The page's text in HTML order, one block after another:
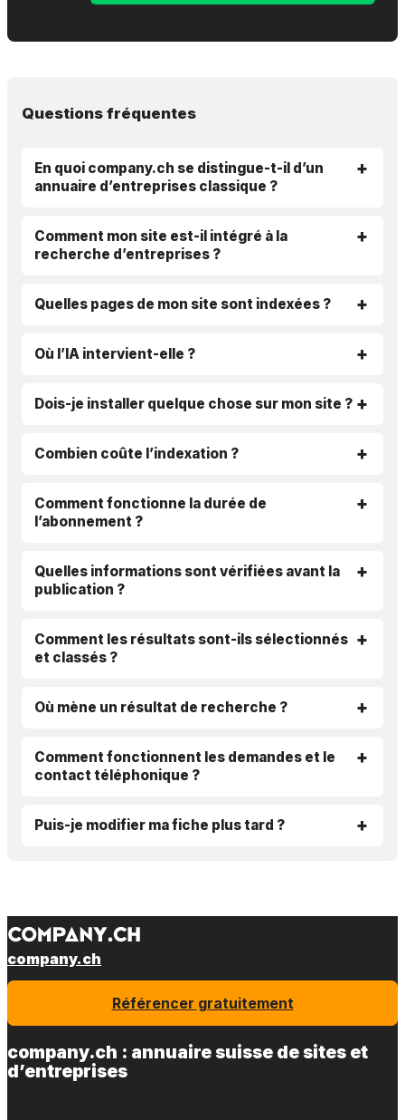
Questions fréquentes
En quoi company.ch se distingue-t-il d’un
annuaire d’entreprises classique ?
Comment mon site est-il intégré à la
recherche d’entreprises ?
Quelles pages de mon site sont indexées ?
Où l’IA intervient-elle ?
Dois-je installer quelque chose sur mon site ?
Combien coûte l’indexation ?
Comment fonctionne la durée de
l’abonnement ?
Quelles informations sont vérifiées avant la
publication ?
Comment les résultats sont-ils sélectionnés
et classés ?
Où mène un résultat de recherche ?
Comment fonctionnent les demandes et le
contact téléphonique ?
Puis-je modifier ma fiche plus tard ?
company.ch
Référencer gratuitement
company.ch : annuaire suisse de sites et
d’entreprises